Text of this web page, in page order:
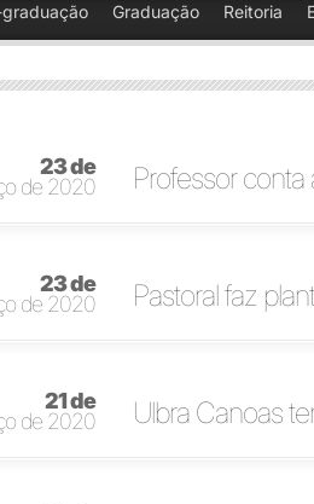
graduação Graduação Reitoria
23 de
de 2020
Professor
23 de
de 2020
Pastoral faz
21 de
de 2020
Ulbra Canoas